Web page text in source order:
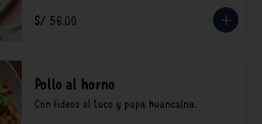
S/ 56.00
Pollo al horno
Con fideos al tuco y papa huancaína.